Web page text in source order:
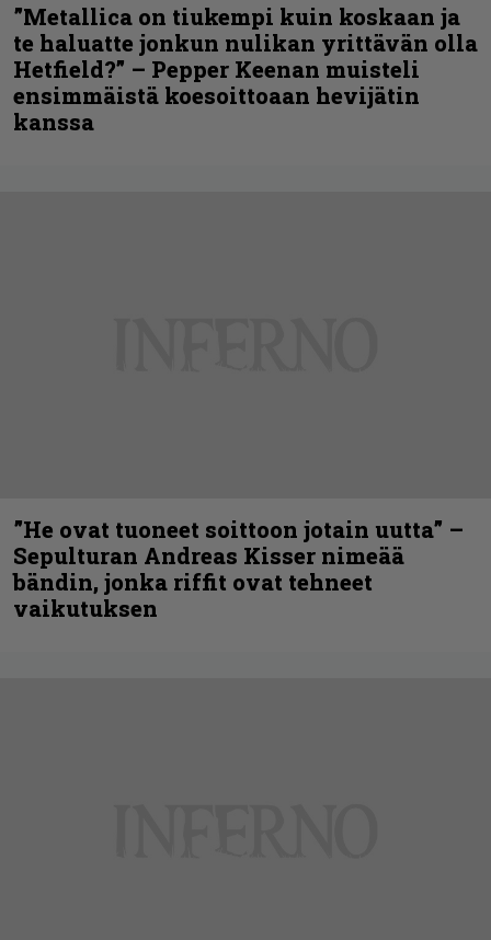
”Metallica on tiukempi kuin koskaan ja
te haluatte jonkun nulikan yrittävän olla
Hetfield?” – Pepper Keenan muisteli
ensimmäistä koesoittoaan hevijätin
kanssa
”He ovat tuoneet soittoon jotain uutta” –
Sepulturan Andreas Kisser nimeää
bändin, jonka riffit ovat tehneet
vaikutuksen